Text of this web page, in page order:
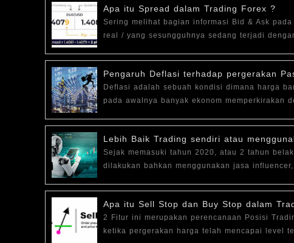
Apa itu Spread dalam Trading Forex ?
Sering melihat bagian informasi Bid & Ask
real / yang sesungguhnya sedang terjadi
Pengaruh Deflasi terhadap pergerakan
Deflasi adalah sebuah kondisi dimana harga
pada awalnya banyak ekonom memperkirakan
Lebih Baik Trading sendiri atau
Sejak memasuki tahun 2020, atau 2 tahun
dilakukan bahkan menggunakan jasa
Apa itu Sell Stop dan Buy Stop dalam
2 Fitur ini merupakan perencanaan Posisi
ketika pergerakan harga telah mencapai level